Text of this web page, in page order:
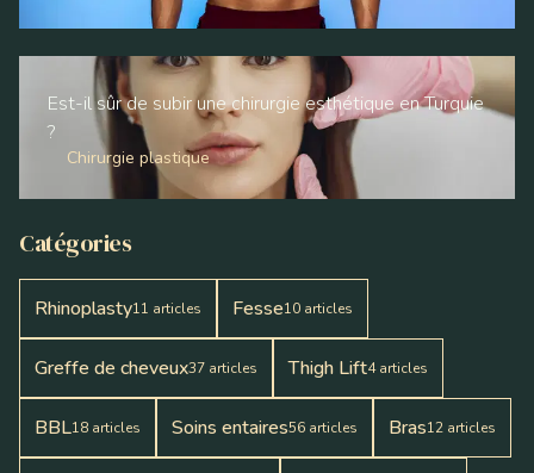
Est-il sûr de subir une chirurgie esthétique en Turquie
?
Chirurgie plastique
Catégories
Rhinoplasty11 articles Fesse10 articles
Greffe de cheveux37 articles Thigh Lift4 articles
BBL18 articles Soins entaires56 articles Bras12 articles